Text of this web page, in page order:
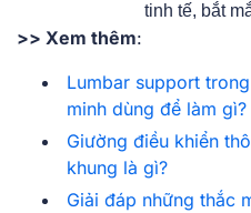
tinh tế, bắt
>> Xem thêm:
Lumbar support
minh dùng để làm gì?
Giường điều khiển
khung là gì?
Giải đáp những thắc